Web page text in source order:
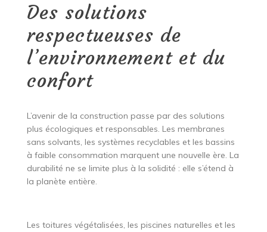
Des solutions
respectueuses de
l’environnement et du
confort
L’avenir de la construction passe par des solutions
plus écologiques et responsables. Les membranes
sans solvants, les systèmes recyclables et les bassins
à faible consommation marquent une nouvelle ère. La
durabilité ne se limite plus à la solidité : elle s’étend à
la planète entière.
Les toitures végétalisées, les piscines naturelles et les